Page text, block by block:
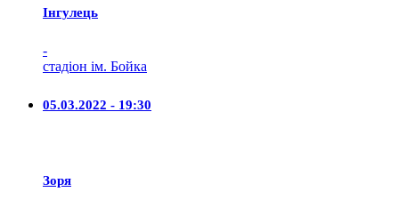
Iнгулець
-
стадіон ім. Бойка
05.03.2022 - 19:30
Зоря